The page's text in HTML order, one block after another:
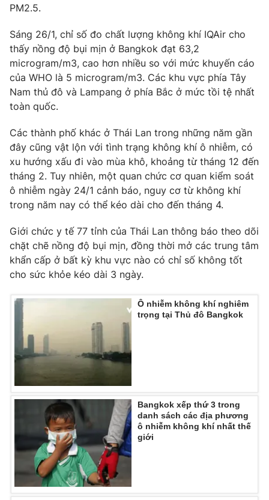
Theo dõi báo trên
Cơ quan chủ quản:
Cơ quan báo chí: Thời báo VTV
Giấy phép hoạt động báo in và báo điện tử số 483/GP-BTTTT
cấp ngày 29/12/2023
Tổng Biên tập: Vũ Thanh Thủy
Phó Tổng Biên tập:Nguyễn Thị Mỹ Hạnh, Phạm Quốc Thắng,
Nguyễn Trọng Ninh
Ðiện thoại Thời báo VTV: 024.66 897 897
Email:
toasoan@vtv.vn
Liên hệ quảng cáo:024-7300.7108
® Cấm sao chép dưới mọi hình thức nếu không có sự chấp
thuận bằng văn bản. Ghi rõ nguồn VTV.vn khi phát hành lại
thông tin từ website này.
PM2.5.
Sáng 26/1, chỉ số đo chất lượng không khí IQAir cho
thấy nồng độ bụi mịn ở Bangkok đạt 63,2
microgram/m3, cao hơn nhiều so với mức khuyến cáo
của WHO là 5 microgram/m3. Các khu vực phía Tây
Nam thủ đô và Lampang ở phía Bắc ở mức tồi tệ nhất
toàn quốc.
Các thành phố khác ở Thái Lan trong những năm gần
đây cũng vật lộn với tình trạng không khí ô nhiễm, có
xu hướng xấu đi vào mùa khô, khoảng từ tháng 12 đến
tháng 2. Tuy nhiên, một quan chức cơ quan kiểm soát
ô nhiễm ngày 24/1 cảnh báo, nguy cơ từ không khí
trong năm nay có thể kéo dài cho đến tháng 4.
Giới chức y tế 77 tỉnh của Thái Lan thông báo theo dõi
chặt chẽ nồng độ bụi mịn, đồng thời mở các trung tâm
khẩn cấp ở bất kỳ khu vực nào có chỉ số không tốt
cho sức khỏe kéo dài 3 ngày.
Ô nhiễm không khí nghiêm
trọng tại Thủ đô Bangkok
Bangkok xếp thứ 3 trong
danh sách các địa phương
ô nhiễm không khí nhất thế
giới